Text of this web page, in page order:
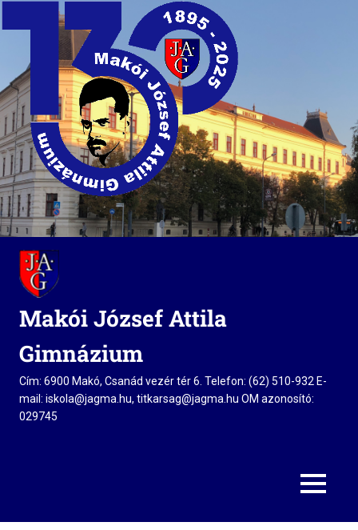
Skip
content
Makói József Attila
Gimnázium
Cím: 6900 Makó, Csanád vezér tér 6. Telefon: (62) 510-932 E-
mail: iskola@jagma.hu, titkarsag@jagma.hu OM azonosító:
029745
MENU